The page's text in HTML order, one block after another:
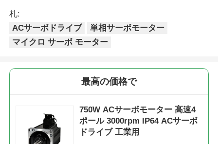
札:
ACサーボドライブ
単相サーボモーター
マイクロ サーボ モーター
最高の価格で
750W ACサーボモーター 高速4
ポール 3000rpm IP64 ACサーボ
ドライブ 工業用